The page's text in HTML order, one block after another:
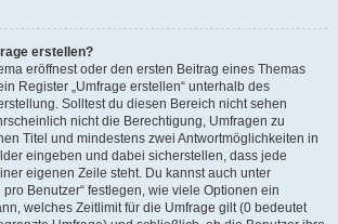
erstellen?
eröffnest oder den ersten Beitrag eines Themas
Register „Umfrage erstellen“ unterhalb des
Solltest du diesen Bereich nicht sehen
nicht die Berechtigung, Umfragen zu
Titel und mindestens zwei Antwortmöglichkeiten in
eingeben und dabei sicherstellen, dass jede
eigenen Zeile steht. Du kannst auch unter
Benutzer“ festlegen, wie viele Optionen ein
welches Zeitlimit für die Umfrage gilt (0 bedeutet